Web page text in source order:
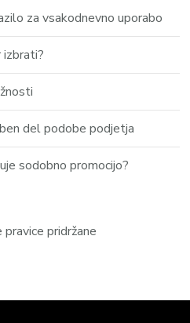
za vsakodnevno uporabo
izbrati?
del podobe podjetja
sodobno promocijo?
pridržane